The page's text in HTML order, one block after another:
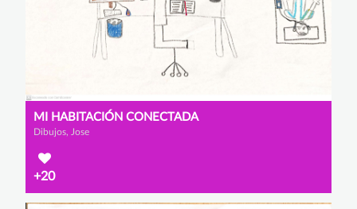
MI HABITACIÓN CONECTADA
Dibujos, Jose
+20